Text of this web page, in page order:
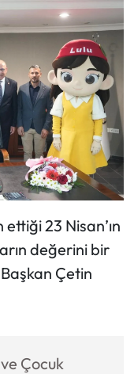
23 Nisan’ın
değerini bir
Çetin
Çocuk